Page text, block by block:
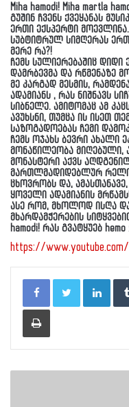
Miha hamodi! Miha martla
გუშინ ჩვენს ქვეყანას
ერთი ექსპერტი
სუბტიტრულ სიმღერას
მერე რა?!
ჩემს სულიერებაშიც დიდი
დამრბევმა და რწმენაზე
მე კარგად მესმის,
ადამიანს , რას ნიშნავს
სიბნელე. ამიტომაც ამ
ავუხსნი, თუმცა ის ისეთ
საზოგადოებას ჩემი
ჩემს ოჯახს ბევრი ახალი
მონაწილეობა მიღებული,
მონასტერი აქვს
მართლმადიდებლურ
ცხოვრობს და,
ყოველი ადამიანის
ასე რომ, მხოლოდ ისღა
მხარდამჭერების
hamodi! რას გვატყუებ hemo
https://www.youtube.com/
Print